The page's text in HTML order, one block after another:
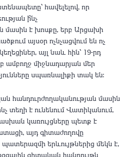
հավելելով, որ
ի՞նչ
մասին է խոսքը, երբ Արցախի
այսօր ոչնչացվում են ոչ
այլ նաև հին՝ 19-րդ
ամբողջ միջնադարյան մեր
սպառնալիքի տակ են։
հանդուրժողականության մասին
տեղի է ունենում Վատիկանում,
կառույցները պետք է
այդ գիտաժողովը
երևույթներից մեկն է,
գիտական հանրույթն